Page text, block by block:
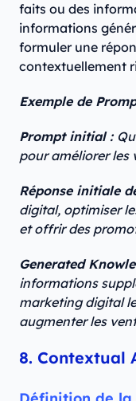
faits ou des
informations
formuler une
contextuellement
Exemple de
Prompt initial :
pour améliorer les
Réponse initiale
digital, optimiser
et offrir des
Generated
informations
marketing digital
augmenter les
8. Contextual